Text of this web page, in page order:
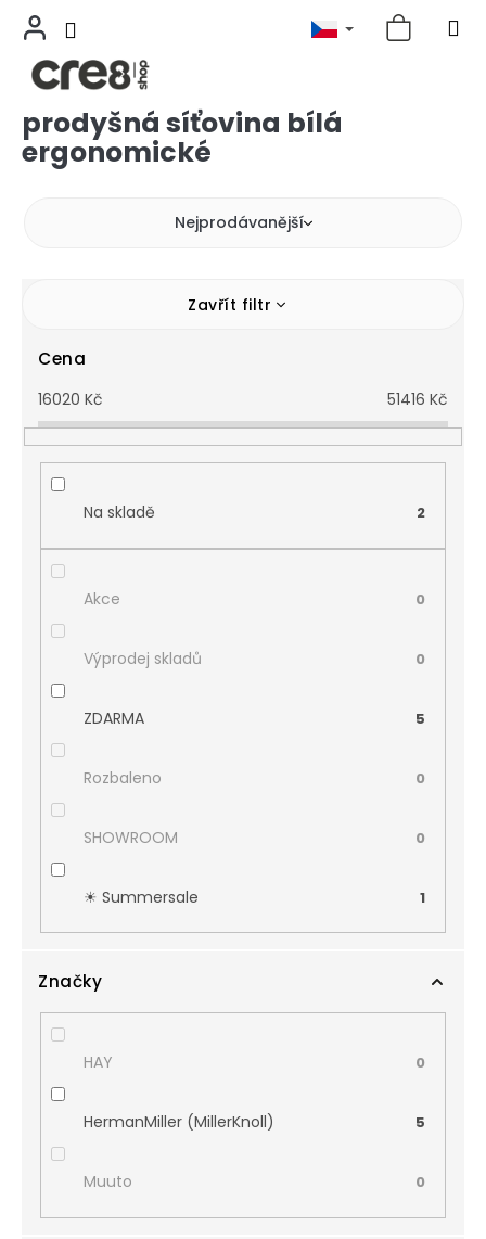
Přejít
obsah
prodyšná síťovina bílá
ergonomické
Nejprodávanější
Zavřít filtr
Cena
16020 Kč 51416 Kč
Na skladě 2
Akce 0
Výprodej skladů 0
ZDARMA 5
Rozbaleno 0
SHOWROOM 0
☀︎ Summersale 1
Značky
HAY 0
HermanMiller (MillerKnoll) 5
Muuto 0